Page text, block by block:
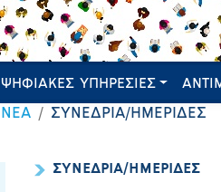
ΨΗΦΙΑΚΕΣ ΥΠΗΡΕΣΙΕΣ
ΝΕΑ ΣΥΝΕΔΡΙΑ/ΗΜΕΡΙΔΕΣ
ΣΥΝΕΔΡΙΑ/ΗΜΕΡΙΔΕΣ